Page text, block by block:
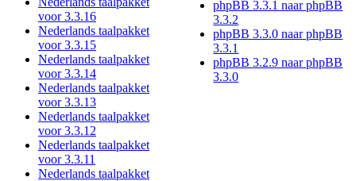
voor 3.3.16
Nederlands taalpakket
voor 3.3.15
Nederlands taalpakket
voor 3.3.14
Nederlands taalpakket
voor 3.3.13
Nederlands taalpakket
voor 3.3.12
Nederlands taalpakket
voor 3.3.11
Nederlands taalpakket
phpBB 3.3.1 naar phpBB
3.3.2
phpBB 3.3.0 naar phpBB
3.3.1
phpBB 3.2.9 naar phpBB
3.3.0